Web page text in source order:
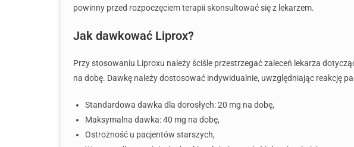
powinny przed rozpoczęciem terapii skonsultować się z lekarzem.
Jak dawkować Liprox?
Przy stosowaniu Liproxu należy ściśle przestrzegać zaleceń lekarza
na dobę. Dawkę należy dostosować indywidualnie, uwzględniając reakcję
Standardowa dawka dla dorosłych: 20 mg na dobę,
Maksymalna dawka: 40 mg na dobę,
Ostrożność u pacjentów starszych,